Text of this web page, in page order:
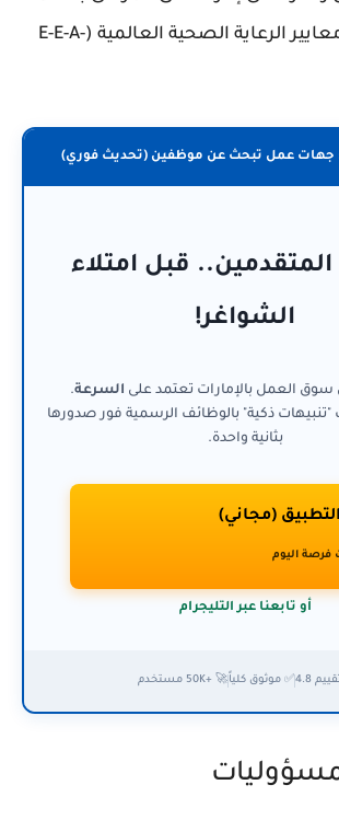
عالية وفق أعلى معايير الرعاية الصحية العالمية (E-E-A-
جهات عمل تبحث عن موظفين (تحديث فوري)
قبل امتلاء
الشواغر!
العمل بالإمارات تعتمد على السرعة.
ذكية" بالوظائف الرسمية فور صدورها
بثانية واحدة.
(مجاني)
فرصة اليوم
أو تابعنا عبر التليجرام
4.8 ✅ موثوق كلياً 🚀 +50K مستخدم